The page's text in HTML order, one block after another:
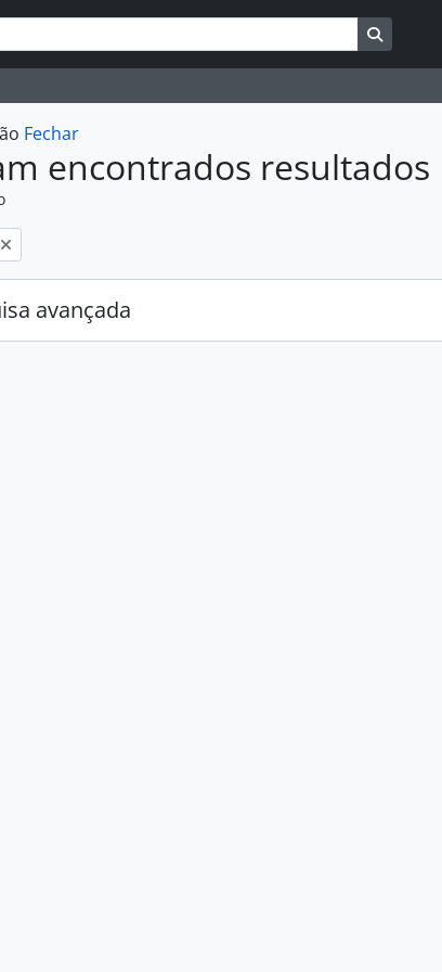
Busque
Fechar
encontrados resultados
avançada